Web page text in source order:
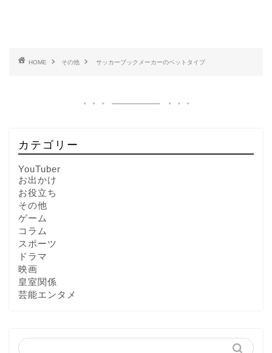
HOME その他 サッカーブックメーカーのベットタイプ
カテゴリー
YouTuber
お出かけ
お役立ち
その他
ゲーム
コラム
スポーツ
ドラマ
映画
皇室関係
芸能エンタメ